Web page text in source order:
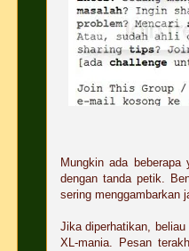
Mungkin ada
dengan tanda petik.
sering menggambarkan
Jika diperhatikan,
XL-mania. Pesan